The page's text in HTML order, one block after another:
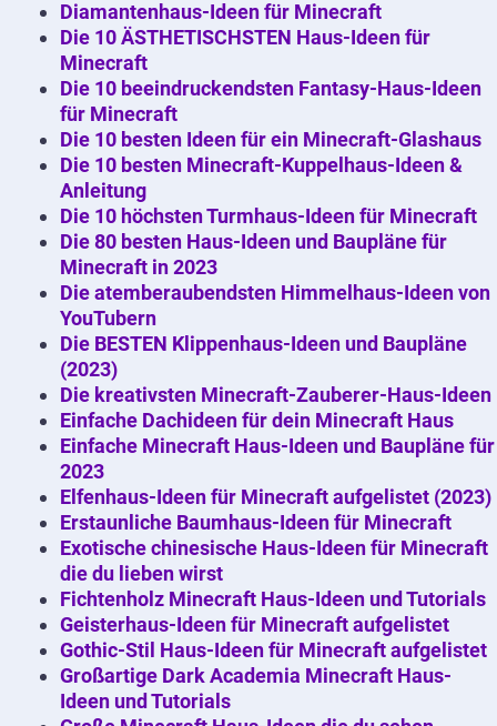
Diamantenhaus-Ideen für Minecraft
Die 10 ÄSTHETISCHSTEN Haus-Ideen für
Minecraft
Die 10 beeindruckendsten Fantasy-Haus-Ideen
für Minecraft
Die 10 besten Ideen für ein Minecraft-Glashaus
Die 10 besten Minecraft-Kuppelhaus-Ideen &
Anleitung
Die 10 höchsten Turmhaus-Ideen für Minecraft
Die 80 besten Haus-Ideen und Baupläne für
Minecraft in 2023
Die atemberaubendsten Himmelhaus-Ideen von
YouTubern
Die BESTEN Klippenhaus-Ideen und Baupläne
(2023)
Die kreativsten Minecraft-Zauberer-Haus-Ideen
Einfache Dachideen für dein Minecraft Haus
Einfache Minecraft Haus-Ideen und Baupläne für
2023
Elfenhaus-Ideen für Minecraft aufgelistet (2023)
Erstaunliche Baumhaus-Ideen für Minecraft
Exotische chinesische Haus-Ideen für Minecraft
die du lieben wirst
Fichtenholz Minecraft Haus-Ideen und Tutorials
Geisterhaus-Ideen für Minecraft aufgelistet
Gothic-Stil Haus-Ideen für Minecraft aufgelistet
Großartige Dark Academia Minecraft Haus-
Ideen und Tutorials